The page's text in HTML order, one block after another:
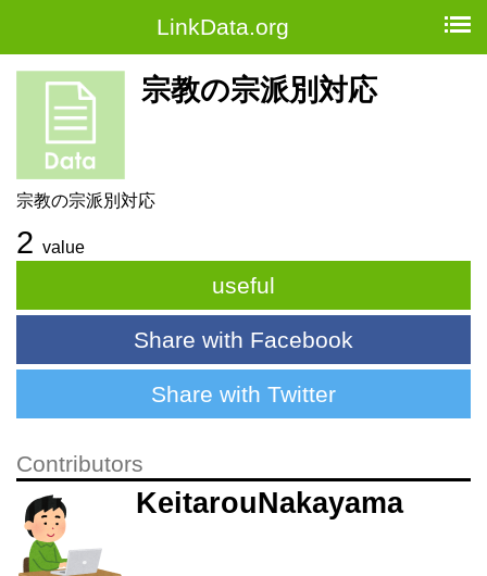
LinkData.org
宗教の宗派別対応
宗教の宗派別対応
2 value
useful
Share with Facebook
Share with Twitter
Contributors
KeitarouNakayama